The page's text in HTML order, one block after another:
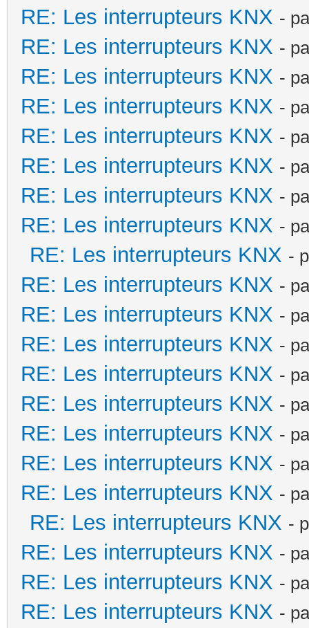
RE: Les interrupteurs KNX -
RE: Les interrupteurs KNX -
RE: Les interrupteurs KNX -
RE: Les interrupteurs KNX -
RE: Les interrupteurs KNX -
RE: Les interrupteurs KNX -
RE: Les interrupteurs KNX -
RE: Les interrupteurs KNX -
RE: Les interrupteurs KNX -
RE: Les interrupteurs KNX -
RE: Les interrupteurs KNX -
RE: Les interrupteurs KNX -
RE: Les interrupteurs KNX -
RE: Les interrupteurs KNX -
RE: Les interrupteurs KNX -
RE: Les interrupteurs KNX -
RE: Les interrupteurs KNX -
RE: Les interrupteurs KNX -
RE: Les interrupteurs KNX -
RE: Les interrupteurs KNX -
RE: Les interrupteurs KNX -